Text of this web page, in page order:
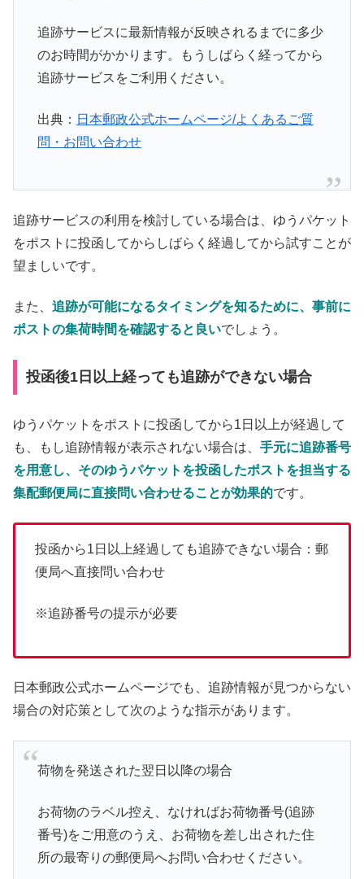
追跡サービスに最新情報が反映されるまでに多少
のお時間がかかります。もうしばらく経ってから
追跡サービスをご利用ください。
出典： 日本郵政公式ホームページ/よくあるご質
問・お問い合わせ
追跡サービスの利用を検討している場合は、ゆうパケット
をポストに投函してからしばらく経過してから試すことが
望ましいです。
また、 追跡が可能になるタイミングを知るために、事前に
ポストの集荷時間を確認すると良いでしょう。
投函後1日以上経っても追跡ができない場合
ゆうパケットをポストに投函してから1日以上が経過して
も、もし追跡情報が表示されない場合は、 手元に追跡番号
を用意し、そのゆうパケットを投函したポストを担当する
集配郵便局に直接問い合わせることが効果的です。
投函から1日以上経過しても追跡できない場合：郵
便局へ直接問い合わせ
※追跡番号の提示が必要
日本郵政公式ホームページでも、追跡情報が見つからない
場合の対応策として次のような指示があります。
荷物を発送された翌日以降の場合
お荷物のラベル控え、なければお荷物番号(追跡
番号)をご用意のうえ、お荷物を差し出された住
所の最寄りの郵便局へお問い合わせください。